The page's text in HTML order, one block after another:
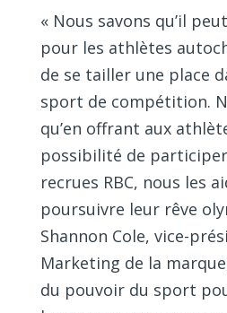
« Nous savons qu’il
pour les athlètes
de se tailler une place
sport de compétition.
qu’en offrant aux
possibilité de
recrues RBC, nous les
poursuivre leur rêve
Shannon Cole, vice-
Marketing de la
du pouvoir du sport